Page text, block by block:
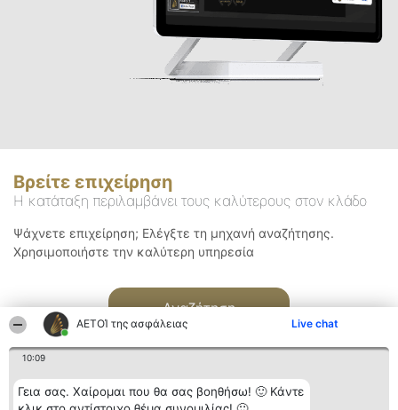
ΑΕΤΟΊ της ασφάλειας Live chat
10:09
Γεια σας. Χαίρομαι που θα σας βοηθήσω! 🙂 Κάντε
Βρείτε επιχείρηση
Η κατάταξη περιλαμβάνει τους καλύτερους στον κλάδο
Ψάχνετε επιχείρηση; Ελέγξτε τη μηχανή αναζήτησης.
Χρησιμοποιήστε την καλύτερη υπηρεσία
Αναζήτηση